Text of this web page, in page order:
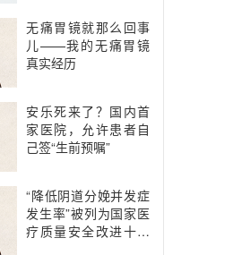
无痛胃镜就那么回事
儿——我的无痛胃镜
真实经历
安乐死来了？国内首
家医院，允许患者自
己签“生前预嘱”
“降低阴道分娩并发症
发生率”被列为国家医
疗质量安全改进十大